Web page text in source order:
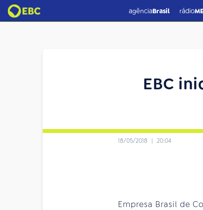
agênciaBrasil rádio
EBC
18/05/2018 | 20:04
Empresa Brasil de